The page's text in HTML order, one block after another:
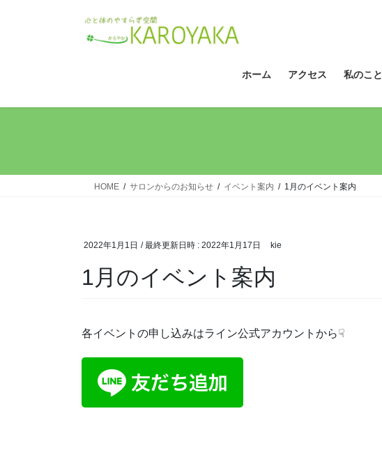
ス
ン
ホーム アクセス 私のこと
HOME サロンからのお知らせ イベント案内 1月のイベント案内
2022年1月1日 / 最終更新日時 : 2022年1月17日 kie
1月のイベント案内
各イベントの申し込みはライン公式アカウントから☟